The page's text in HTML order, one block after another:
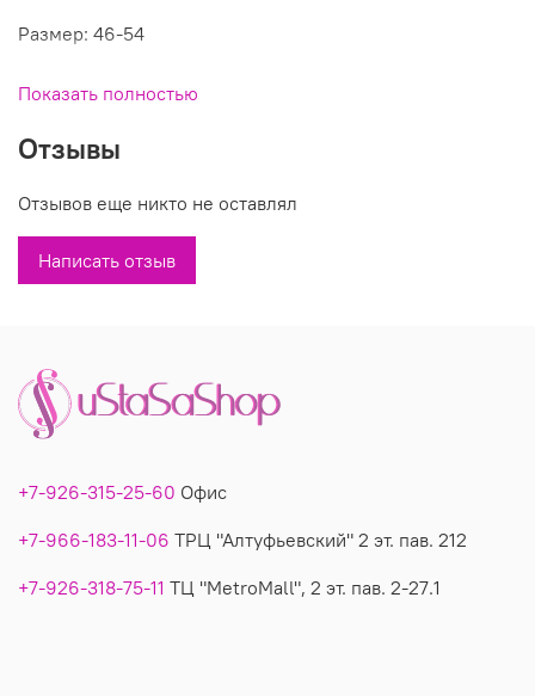
Размер: 46-54
модель 086 в магазине У Стаса.. Платье 086: фото,
описание, производитель..
Показать полностью
Отзывы
Отзывов еще никто не оставлял
Написать отзыв
+7-926-315-25-60 Офис
+7-966-183-11-06 ТРЦ "Алтуфьевский" 2 эт. пав. 212
+7-926-318-75-11 ТЦ "MetroMall", 2 эт. пав. 2-27.1